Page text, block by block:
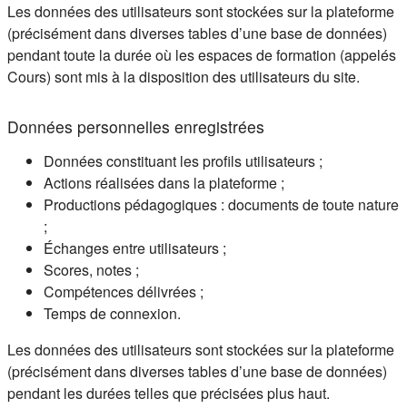
Les données des utilisateurs sont stockées sur la plateforme
(précisément dans diverses tables d’une base de données)
pendant toute la durée où les espaces de formation (appelés
Cours) sont mis à la disposition des utilisateurs du site.
Données personnelles enregistrées
Données constituant les profils utilisateurs ;
Actions réalisées dans la plateforme ;
Productions pédagogiques : documents de toute nature
;
Échanges entre utilisateurs ;
Scores, notes ;
Compétences délivrées ;
Temps de connexion.
Les données des utilisateurs sont stockées sur la plateforme
(précisément dans diverses tables d’une base de données)
pendant les durées telles que précisées plus haut.